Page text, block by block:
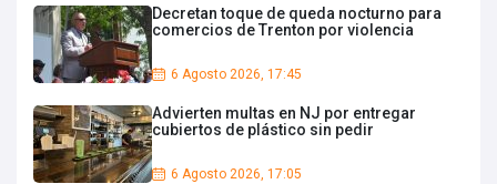
Decretan toque de queda nocturno para
comercios de Trenton por violencia
6 Agosto 2026, 17:45
Advierten multas en NJ por entregar
cubiertos de plástico sin pedir
6 Agosto 2026, 17:05